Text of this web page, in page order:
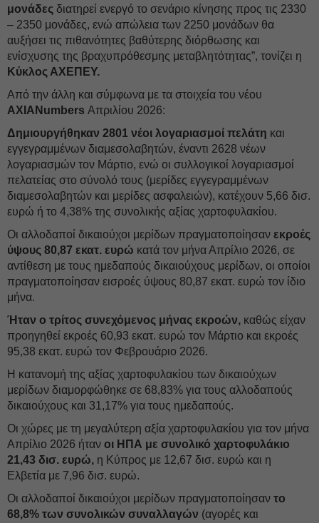
μονάδες διατηρεί ενεργό το σενάριο κίνησης προς τις 2330
– 2350 μονάδες, ενώ απώλεια των 2250 μονάδων θα
αυξήσει τις πιθανότητες βαθύτερης διόρθωσης και
ενίσχυσης της βραχυπρόθεσμης μεταβλητότητας”, τονίζει η
Κύκλος ΑΧΕΠΕΥ.
Από την άλλη και σύμφωνα με τα στοιχεία του νέου
AXIANumbers Απριλίου 2026:
Δημιουργήθηκαν 2801 νέοι λογαριασμοί πελάτη και
εγγεγραμμένων διαμεσολαβητών, έναντι 2628 νέων
λογαριασμών τον Μάρτιο, ενώ οι συλλογικοί λογαριασμοί
πελατείας στο σύνολό τους (μερίδες εγγεγραμμένων
διαμεσολαβητών και μερίδες ασφαλειών), κατέχουν 5,66 δισ.
ευρώ ή το 4,38% της συνολικής αξίας χαρτοφυλακίου.
Οι αλλοδαποί δικαιούχοι μερίδων πραγματοποίησαν εκροές
ύψους 80,87 εκατ. ευρώ κατά τον μήνα Απρίλιο 2026, σε
αντίθεση με τους ημεδαπούς δικαιούχους μερίδων, οι οποίοι
πραγματοποίησαν εισροές ύψους 80,87 εκατ. ευρώ τον ίδιο
μήνα.
Ήταν ο τρίτος συνεχόμενος μήνας εκροών, καθώς είχαν
προηγηθεί εκροές 60,93 εκατ. ευρώ τον Μάρτιο και εκροές
95,38 εκατ. ευρώ τον Φεβρουάριο 2026.
Η κατανομή της αξίας χαρτοφυλακίου των δικαιούχων
μερίδων διαμορφώθηκε σε 68,83% για τους αλλοδαπούς
δικαιούχους και 31,17% για τους ημεδαπούς.
Οι χώρες με τη μεγαλύτερη αξία χαρτοφυλακίου για τον μήνα
Απρίλιο 2026 ήταν οι ΗΠΑ με συνολικό χαρτοφυλάκιο
21,43 δισ. ευρώ, η Κύπρος με 12,67 δισ. ευρώ και η
Ελβετία με 7,96 δισ. ευρώ.
Οι αλλοδαποί δικαιούχοι μερίδων πραγματοποίησαν το
68,8% των συνολικών συναλλαγών (αγορές και